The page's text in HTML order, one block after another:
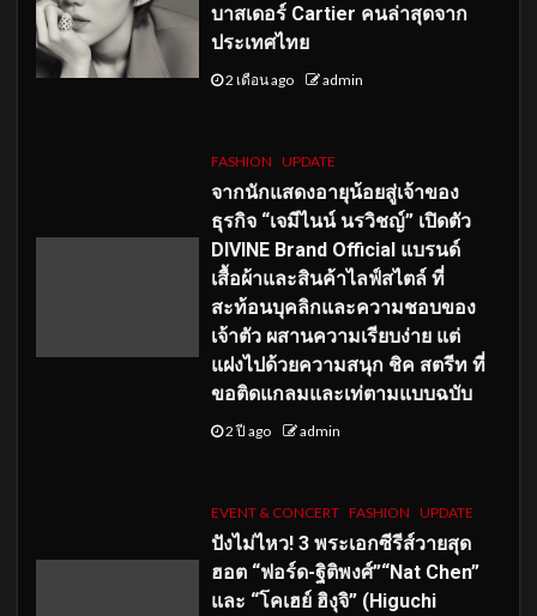
บาสเดอร์ Cartier คนล่าสุดจาก
ประเทศไทย
2 เดือน ago admin
FASHION UPDATE
จากนักแสดงอายุน้อยสู่เจ้าของ
ธุรกิจ “เจมีไนน์ นรวิชญ์” เปิดตัว
DIVINE Brand Official แบรนด์
เสื้อผ้าและสินค้าไลฟ์สไตล์ ที่
สะท้อนบุคลิกและความชอบของ
เจ้าตัว ผสานความเรียบง่าย แต่
แฝงไปด้วยความสนุก ชิค สตรีท ที่
ขอติดแกลมและเท่ตามแบบฉบับ
2 ปี ago admin
EVENT & CONCERT FASHION UPDATE
ปังไม่ไหว! 3 พระเอกซีรีส์วายสุด
ฮอต “ฟอร์ด-ฐิติพงศ์”“Nat Chen”
และ “โคเฮย์ ฮิงุจิ” (Higuchi